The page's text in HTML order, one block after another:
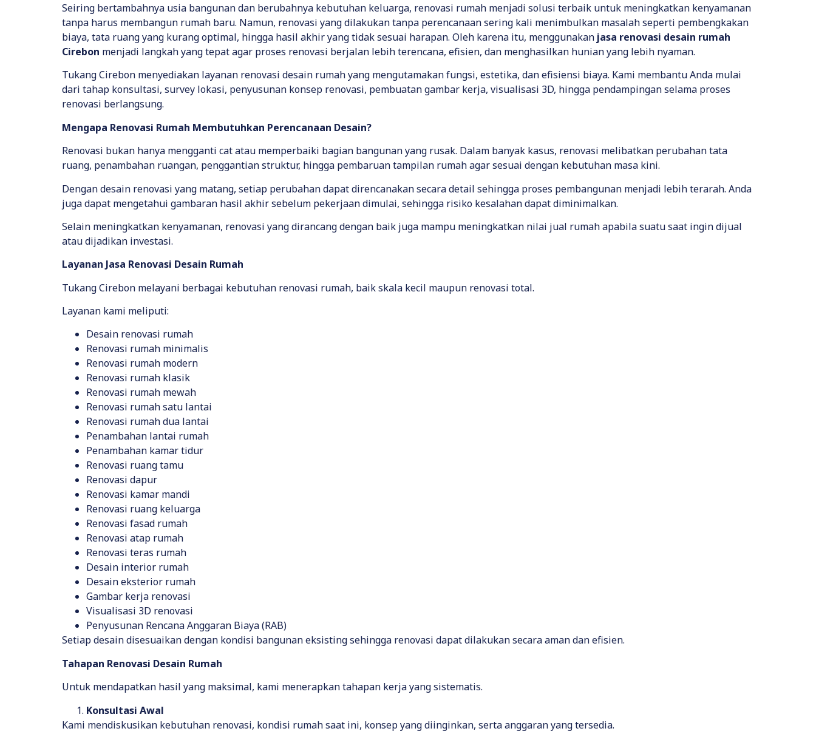
Seiring bertambahnya usia bangunan dan berubahnya kebutuhan keluarga, renovasi rumah menjadi solusi terbaik untuk meningkatkan kenyamanan
tanpa harus membangun rumah baru. Namun, renovasi yang dilakukan tanpa perencanaan sering kali menimbulkan masalah seperti pembengkakan
biaya, tata ruang yang kurang optimal, hingga hasil akhir yang tidak sesuai harapan. Oleh karena itu, menggunakan jasa renovasi desain rumah
Cirebon menjadi langkah yang tepat agar proses renovasi berjalan lebih terencana, efisien, dan menghasilkan hunian yang lebih nyaman.
Tukang Cirebon menyediakan layanan renovasi desain rumah yang mengutamakan fungsi, estetika, dan efisiensi biaya. Kami membantu Anda mulai
dari tahap konsultasi, survey lokasi, penyusunan konsep renovasi, pembuatan gambar kerja, visualisasi 3D, hingga pendampingan selama proses
renovasi berlangsung.
Mengapa Renovasi Rumah Membutuhkan Perencanaan Desain?
Renovasi bukan hanya mengganti cat atau memperbaiki bagian bangunan yang rusak. Dalam banyak kasus, renovasi melibatkan perubahan tata
ruang, penambahan ruangan, penggantian struktur, hingga pembaruan tampilan rumah agar sesuai dengan kebutuhan masa kini.
Dengan desain renovasi yang matang, setiap perubahan dapat direncanakan secara detail sehingga proses pembangunan menjadi lebih terarah. Anda
juga dapat mengetahui gambaran hasil akhir sebelum pekerjaan dimulai, sehingga risiko kesalahan dapat diminimalkan.
Selain meningkatkan kenyamanan, renovasi yang dirancang dengan baik juga mampu meningkatkan nilai jual rumah apabila suatu saat ingin dijual
atau dijadikan investasi.
Layanan Jasa Renovasi Desain Rumah
Tukang Cirebon melayani berbagai kebutuhan renovasi rumah, baik skala kecil maupun renovasi total.
Layanan kami meliputi:
Desain renovasi rumah
Renovasi rumah minimalis
Renovasi rumah modern
Renovasi rumah klasik
Renovasi rumah mewah
Renovasi rumah satu lantai
Renovasi rumah dua lantai
Penambahan lantai rumah
Penambahan kamar tidur
Renovasi ruang tamu
Renovasi dapur
Renovasi kamar mandi
Renovasi ruang keluarga
Renovasi fasad rumah
Renovasi atap rumah
Renovasi teras rumah
Desain interior rumah
Desain eksterior rumah
Gambar kerja renovasi
Visualisasi 3D renovasi
Penyusunan Rencana Anggaran Biaya (RAB)
Setiap desain disesuaikan dengan kondisi bangunan eksisting sehingga renovasi dapat dilakukan secara aman dan efisien.
Tahapan Renovasi Desain Rumah
Untuk mendapatkan hasil yang maksimal, kami menerapkan tahapan kerja yang sistematis.
Konsultasi Awal
Kami mendiskusikan kebutuhan renovasi, kondisi rumah saat ini, konsep yang diinginkan, serta anggaran yang tersedia.